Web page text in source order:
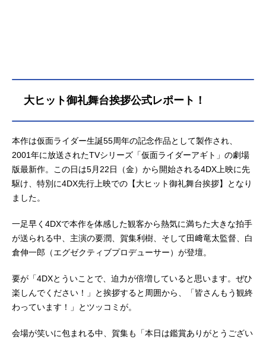
た男・津上翔一（賀集利樹）。だ
っていた。作品名アギトー超能力戦
9日（水）キャスト氷川誠：要潤葵る
り子：ゆうちゃみ小沢澄子：藤田瞳
子北條透：山崎潤尾室隆弘：柴田明
良風谷真魚：秋山莉奈美杉太一：田
鈴之助渋川：青島心速見：金田哲
（はんにゃ.）美杉義彦：升毅村野か
すみ：ベッキー木野薫：樋口隆則
大ヒット御礼舞台挨拶公式レポート！
本作は仮面ライダー生誕55周年の記念作品として製作され、
2001年に放送されたTVシリーズ「仮面ライダーアギト」の劇場
版最新作。この日は5月22日（金）から開始される4DX上映に先
駆け、特別に4DX先行上映での【大ヒット御礼舞台挨拶】となり
ました。
一足早く4DXで本作を体感した観客から熱気に満ちた大きな拍手
が送られる中、主演の要潤、賀集利樹、そして田﨑竜太監督、白
倉伸一郎（エグゼクティブプロデューサー）が登壇。
要が「4DXとういことで、迫力が倍増していると思います。ぜひ
楽しんでください！」と挨拶すると周囲から、「皆さんもう観終
わっています！」とツッコミが。
会場が笑いに包まれる中、賀集も「本日は鑑賞ありがとうござい